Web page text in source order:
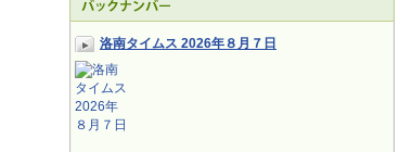
洛南タイムス 2026年８月７日